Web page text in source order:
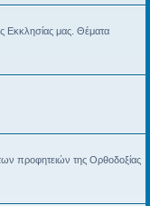
Εκκλησίας μας. Θέματα
προφητειών της Ορθοδοξίας